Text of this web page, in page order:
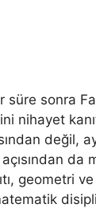
süre sonra
nihayet
değil,
açısından
geometri